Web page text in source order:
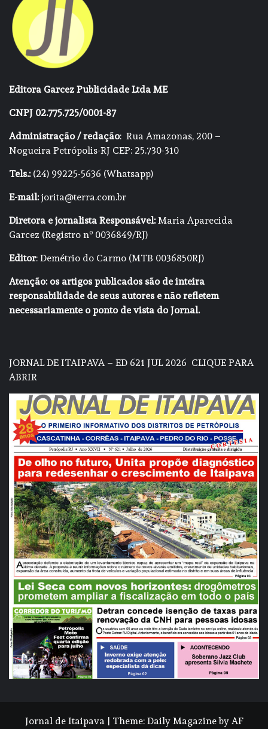
Editora Garcez Publicidade Ltda ME
CNPJ 02.775.725/0001-87
Administração / redação: Rua Amazonas, 200 –
Nogueira Petrópolis-RJ CEP: 25.730-310
Tels.:(24) 99225-5636 (Whatsapp)
E-mail:jorita@terra.com.br
Diretora e jornalista Responsável:Maria Aparecida
Garcez (Registro nº 0036849/RJ)
Editor: Demétrio do Carmo (MTB 0036850RJ)
Atenção: os artigos publicados são de inteira
responsabilidade de seus autores e não refletem
necessariamente o ponto de vista do Jornal.
JORNAL DE ITAIPAVA – ED 621 JUL 2026 CLIQUE PARA
ABRIR
Jornal de Itaipava | Theme: Daily Magazineby AF